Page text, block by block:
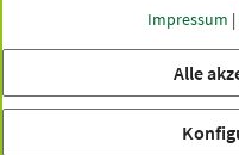
Kosmetik
Anti-Aging
Impressum |
Alle